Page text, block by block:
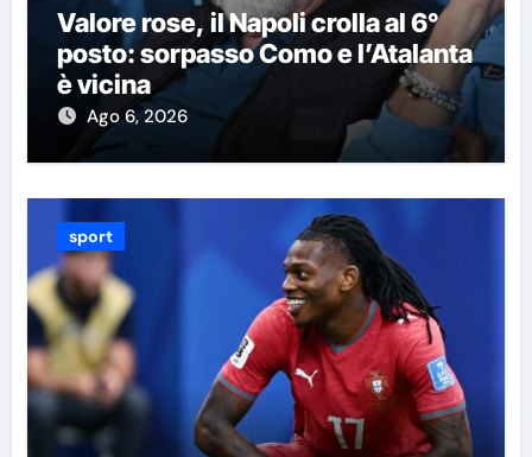
Valore rose, il Napoli crolla al 6°
posto: sorpasso Como e l’Atalanta
è vicina
Ago 6, 2026
sport